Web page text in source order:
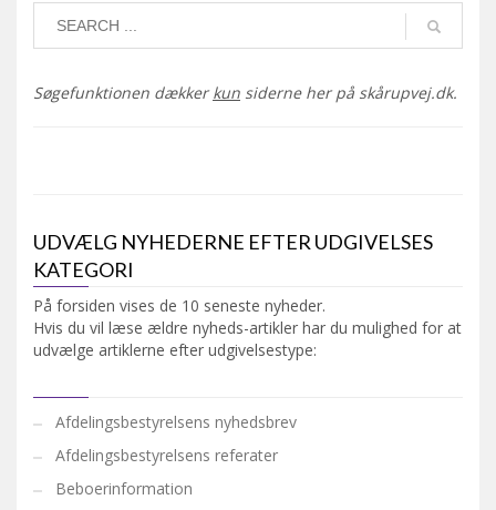
Søgefunktionen dækkerkun siderne her på skårupvej.dk.
UDVÆLG NYHEDERNE EFTER UDGIVELSES
KATEGORI
På forsiden vises de 10 seneste nyheder.
Hvis du vil læse ældre nyheds-artikler har du mulighed for at
udvælge artiklerne efter udgivelsestype:
Afdelingsbestyrelsens nyhedsbrev
Afdelingsbestyrelsens referater
Beboerinformation